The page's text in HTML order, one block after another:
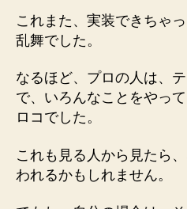
これまた、実装できちゃ
乱舞でした。
なるほど、プロの人は、
で、いろんなことをやっ
ロコでした。
これも見る人から見たら
われるかもしれません。